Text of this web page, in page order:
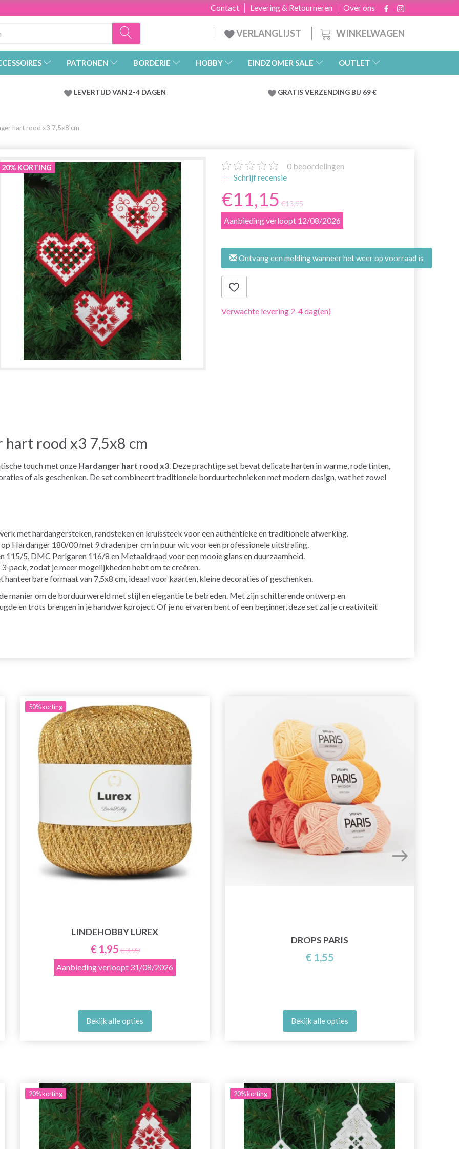
Over ons
Levering & Retourneren
Contact
WINKELWAGEN
VERLANGLIJST
PATRONEN BORDERIE HOBBY EINDZOMER SALE OUTLET
LEVERTIJD VAN 2-4 DAGEN GRATIS VERZENDING BIJ 69 €
hart rood x3 7,5x8 cm
20% KORTING 0 beoordelingen
Schrijf recensie
€11,15 €13,95
Aanbieding verloopt 12/08/2026
Ontvang een melding wanneer het weer op voorraad is
Verwachte levering 2-4 dag(en)
rood x3 7,5x8 cm
touch met onze Hardanger hart rood x3. Deze prachtige set bevat delicate harten in warme, rode tinten,
of als geschenken. De set combineert traditionele borduurtechnieken met modern design, wat het zowel
met hardangersteken, randsteken en kruissteek voor een authentieke en traditionele afwerking.
Hardanger 180/00 met 9 draden per cm in puur wit voor een professionele uitstraling.
115/5, DMC Perlgaren 116/8 en Metaaldraad voor een mooie glans en duurzaamheid.
pack, zodat je meer mogelijkheden hebt om te creëren.
formaat van 7,5x8 cm, ideaal voor kaarten, kleine decoraties of geschenken.
manier om de borduurwereld met stijl en elegantie te betreden. Met zijn schitterende ontwerp en
en trots brengen in je handwerkproject. Of je nu ervaren bent of een beginner, deze set zal je creativiteit
50%korting
LINDEHOBBY LUREX
€ 1,95 € 3,90
Aanbieding verloopt 31/08/2026
Bekijk alle opties
DROPS PARIS
€ 1,55
Bekijk alle opties
20%korting 20%korting